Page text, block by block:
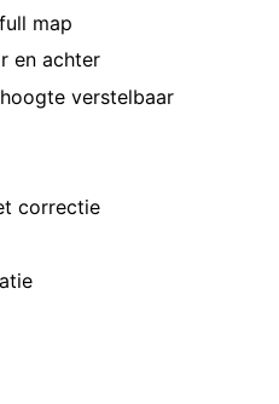
map
en achter
verstelbaar
correctie